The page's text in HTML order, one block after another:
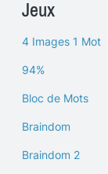
Jeux
4 Images 1 Mot
94%
Bloc de Mots
Braindom
Braindom 2